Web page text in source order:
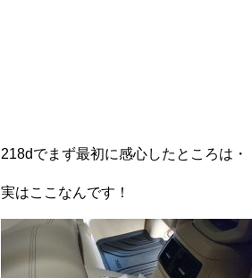
218dでまず最初に感心したところは・
実はここなんです！